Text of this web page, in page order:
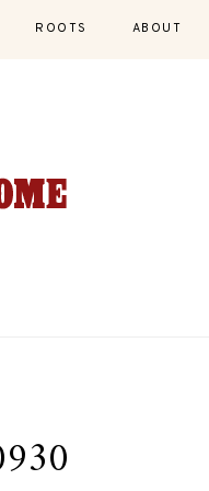
ROOTS ABOUT